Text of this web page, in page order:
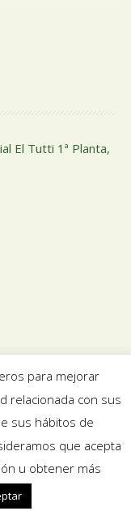
El Tutti 1ª Planta,
Política de Cookies
para mejorar
relacionada con sus
sus hábitos de
que acepta
u obtener más